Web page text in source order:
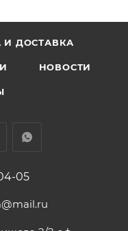
И ДОСТАВКА
НОВОСТИ
05